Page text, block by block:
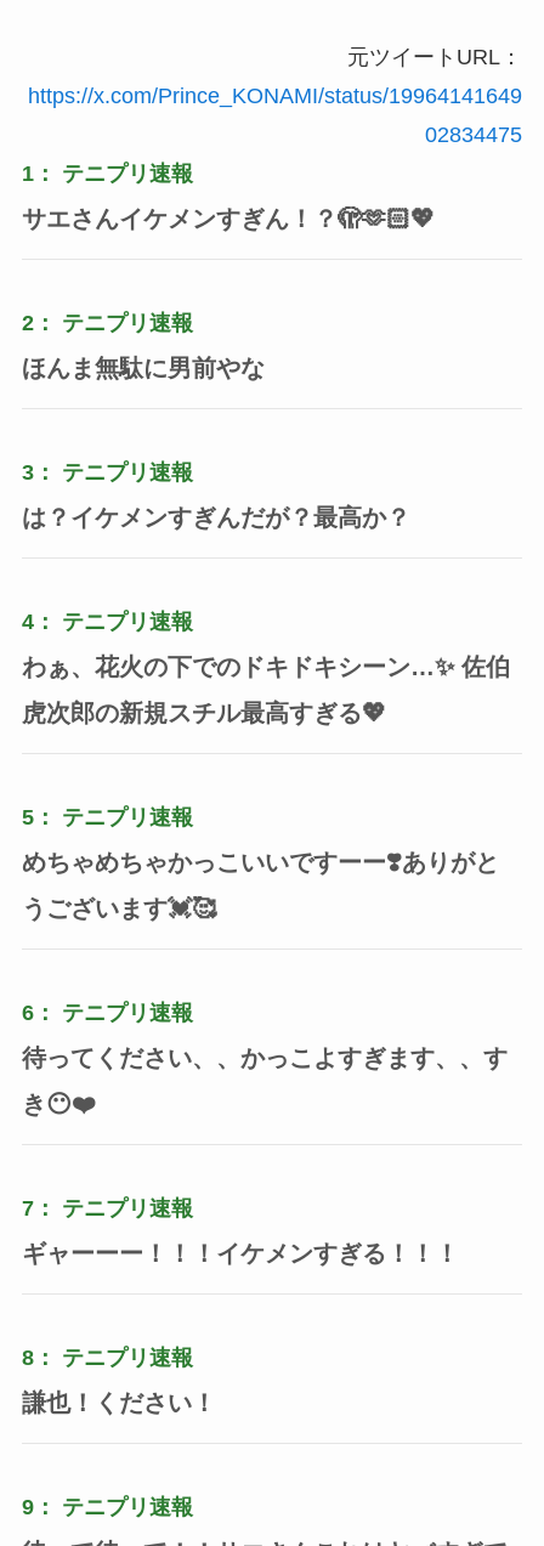
元ツイートURL：
https://x.com/Prince_KONAMI/status/19964141649
02834475
1：
テニプリ速報
サエさんイケメンすぎん！？🫣🫶🏻💖
2： テニプリ速報
ほんま無駄に男前やな
3： テニプリ速報
は？イケメンすぎんだが？最高か？
4： テニプリ速報
わぁ、花火の下でのドキドキシーン…✨ 佐伯
虎次郎の新規スチル最高すぎる💖
5： テニプリ速報
めちゃめちゃかっこいいですーー❣️ありがと
うございます💓🥰
6： テニプリ速報
待ってください、、かっこよすぎます、、す
き😶❤️
7： テニプリ速報
ギャーーー！！！イケメンすぎる！！！
8： テニプリ速報
謙也！ください！
9： テニプリ速報